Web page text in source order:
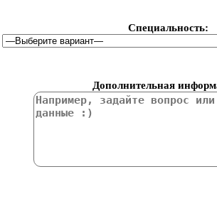
Специальность:
Дополнительная